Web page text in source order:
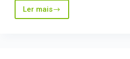
Ler maisJornadas
IEFP